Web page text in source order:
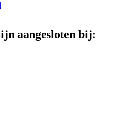
aangesloten bij: